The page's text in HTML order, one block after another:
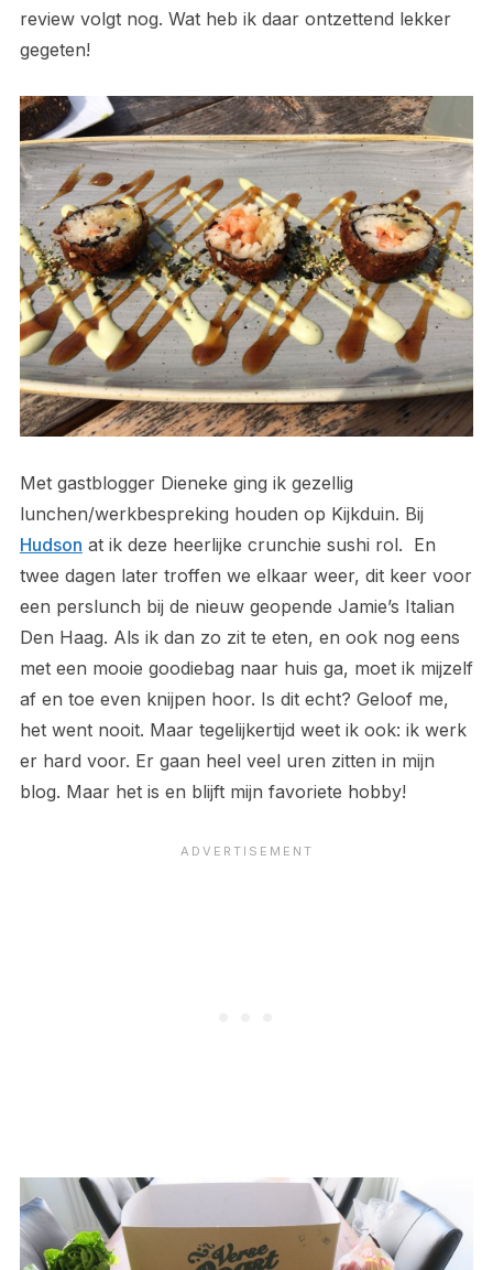
review volgt nog. Wat heb ik daar ontzettend lekker
gegeten!
Met gastblogger Dieneke ging ik gezellig
lunchen/werkbespreking houden op Kijkduin. Bij
Hudson at ik deze heerlijke crunchie sushi rol. En
twee dagen later troffen we elkaar weer, dit keer voor
een perslunch bij de nieuw geopende Jamie’s Italian
Den Haag. Als ik dan zo zit te eten, en ook nog eens
met een mooie goodiebag naar huis ga, moet ik mijzelf
af en toe even knijpen hoor. Is dit echt? Geloof me,
het went nooit. Maar tegelijkertijd weet ik ook: ik werk
er hard voor. Er gaan heel veel uren zitten in mijn
blog. Maar het is en blijft mijn favoriete hobby!